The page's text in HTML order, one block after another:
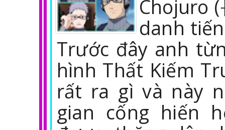
Chojuro
danh
Trước đây anh
hình Thất Kiếm
rất ra gì và này
gian cống hiến